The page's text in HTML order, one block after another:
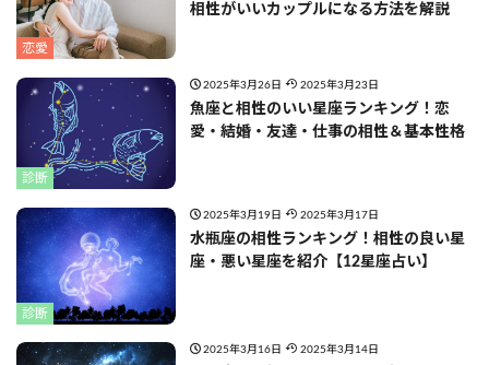
恋愛
相性がいいカップルになる方法を解説
診断
2025年3月26日 2025年3月23日
魚座と相性のいい星座ランキング！恋
愛・結婚・友達・仕事の相性＆基本性格
診断
2025年3月19日 2025年3月17日
水瓶座の相性ランキング！相性の良い星
座・悪い星座を紹介【12星座占い】
2025年3月16日 2025年3月14日